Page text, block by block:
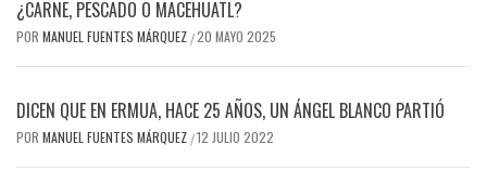
¿CARNE, PESCADO O MACEHUATL?
POR MANUEL FUENTES MÁRQUEZ /20 MAYO 2025
DICEN QUE EN ERMUA, HACE 25 AÑOS, UN ÁNGEL BLANCO PARTIÓ
POR MANUEL FUENTES MÁRQUEZ /12 JULIO 2022